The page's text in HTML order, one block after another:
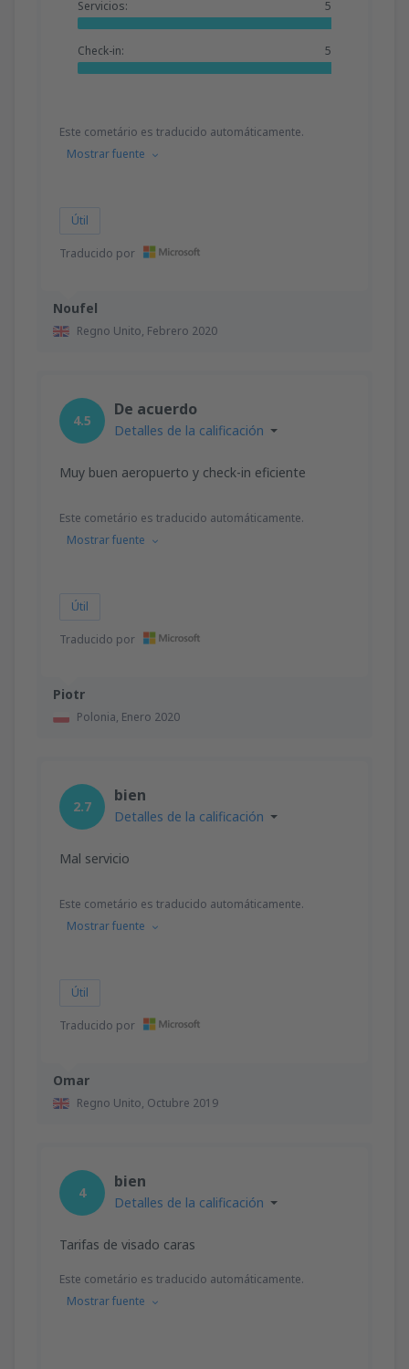
Noufel
Regno Unito, Febrero 2020
Servicios: 5
Check-in: 5
Este cometário es traducido automáticamente.
Mostrar fuente
Útil
Traducido por
Piotr
Polonia, Enero 2020
4.5
De acuerdo
Detalles de la calificación
Muy buen aeropuerto y check-in eficiente
Este cometário es traducido automáticamente.
Mostrar fuente
Útil
Traducido por
Omar
Regno Unito, Octubre 2019
2.7
bien
Detalles de la calificación
Mal servicio
Este cometário es traducido automáticamente.
Mostrar fuente
Útil
Traducido por
4
bien
Detalles de la calificación
Tarifas de visado caras
Este cometário es traducido automáticamente.
Mostrar fuente